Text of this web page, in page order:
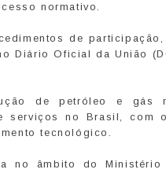
normativo.
de
Diário Oficial da União
de petróleo e gás
serviços no Brasil, com
tecnológico.
âmbito do Ministério